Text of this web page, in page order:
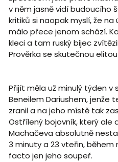
v něm jasně vidí budoucího
kritiků si naopak myslí, že
málo přece jenom schází.
kleci a tam ruský bijec
Prověrka se skutečnou
Přijít měla už minulý týden v
Beneilem Dariushem, jenže
zranil a na jeho místě tak
Ostřílený bojovník, který ale
Machačeva absolutně
3 minuty a 23 vteřin, během
facto jen jeho soupeř.